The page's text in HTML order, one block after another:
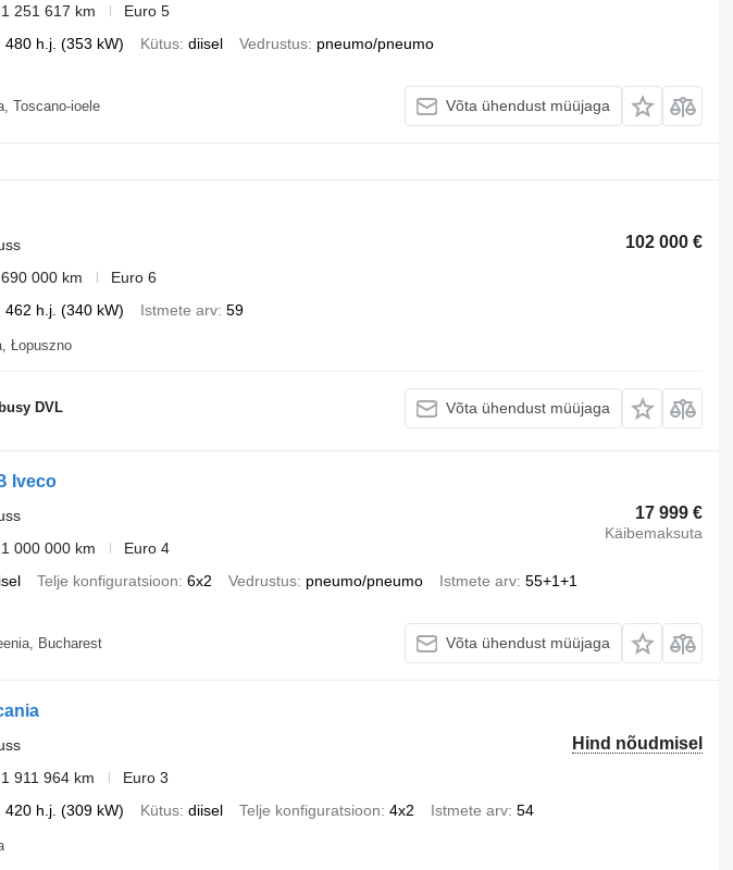
1 251 617 km
Euro 5
480 h.j. (353 kW) Kütus diisel Vedrustus pneumo/pneumo
Toscano-ioele Võta ühendust müüjaga
102 000 €
690 000 km
Euro 6
462 h.j. (340 kW) Istmete arv 59
Łopuszno
DVL Võta ühendust müüjaga
Iveco
17 999 €
Käibemaksuta
1 000 000 km
Euro 4
Telje konfiguratsioon 6x2 Vedrustus pneumo/pneumo Istmete arv 55+1+1
Bucharest Võta ühendust müüjaga
Hind nõudmisel
1 911 964 km
Euro 3
420 h.j. (309 kW) Kütus diisel Telje konfiguratsioon 4x2 Istmete arv 54